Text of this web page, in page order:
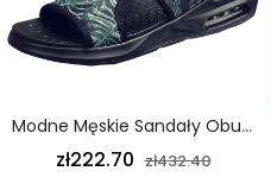
Modne Męskie Sandały Obuwie Codzienne Trend Oddychający Buty Plażowe Z Nadrukiem Na Poduszce Powietrznej Zieleń Wojskowa
zł222.70 zł432.40